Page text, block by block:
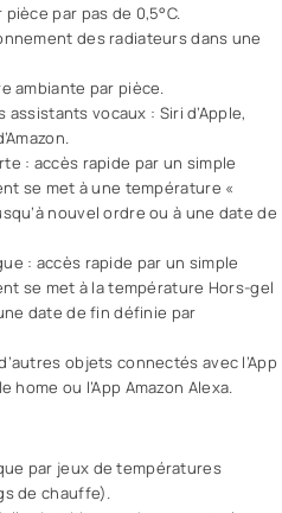
par pas de 0,5°C.
des radiateurs dans une
ambiante par pièce.
vocaux : Siri d’Apple,
: accès rapide par un simple
se met à une température «
nouvel ordre ou à une date de
: accès rapide par un simple
se met à la température Hors-gel
date de fin définie par
objets connectés avec l’App
home ou l’App Amazon Alexa.
par jeux de températures
de chauffe).